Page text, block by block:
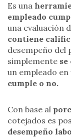
Es una
empleado
una evaluación
contiene
desempeño del
simplemente
un empleado
cumple o no.
Con base al
cotejados es
desempeño